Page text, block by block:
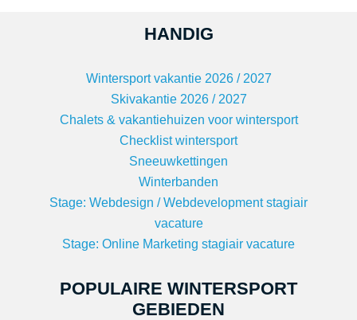
HANDIG
Wintersport vakantie 2026 / 2027
Skivakantie 2026 / 2027
Chalets & vakantiehuizen voor wintersport
Checklist wintersport
Sneeuwkettingen
Winterbanden
Stage: Webdesign / Webdevelopment stagiair
vacature
Stage: Online Marketing stagiair vacature
POPULAIRE WINTERSPORT
GEBIEDEN